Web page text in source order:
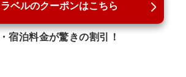
ベルのクーポンはこちら
宿泊料金が驚きの割引！